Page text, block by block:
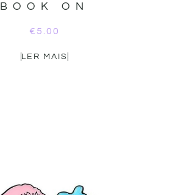
BOOK ON
€ 5.00
LER MAIS